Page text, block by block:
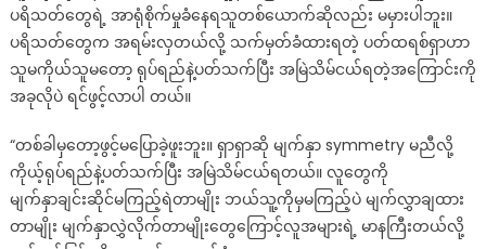
ပရိသတ်တွေရဲ့ အာရုံစိုက်မှုခံနေရသူတစ်ယောက်ဆိုလည်း မမှားပါဘူး။
ပရိသတ်တွေက အရမ်းလှတယ်လို့ သက်မှတ်ခံထားရတဲ့ ပတ်ထရစ်ရှာဟာ
သူမကိုယ်သူမတော့ ရုပ်ရည်နဲ့ပတ်သက်ပြီး အမြဲသိမ်ငယ်ရတဲ့အကြောင်းကို
အခုလိုပဲ ရင်ဖွင့်လာပါ တယ်။
“တစ်ခါမှတော့ဖွင့်မပြောခဲ့ဖူးဘူး။ ရှာရှာဆို မျက်နှာ symmetry မညီလို့
ကိုယ့်ရုပ်ရည်နဲ့ပတ်သက်ပြီး အမြဲသိမ်ငယ်ရတယ်။ လူတွေကို
မျက်နှာချင်းဆိုင်မကြည့်ရဲတာမျိုး ဘယ်သူ့ကိုမှမကြည့်ပဲ မျက်လွှာချထား
တာမျိုး မျက်နှာလွှဲလိုက်တာမျိုးတွေကြောင့်လူအများရဲ့ မာနကြီးတယ်လို့